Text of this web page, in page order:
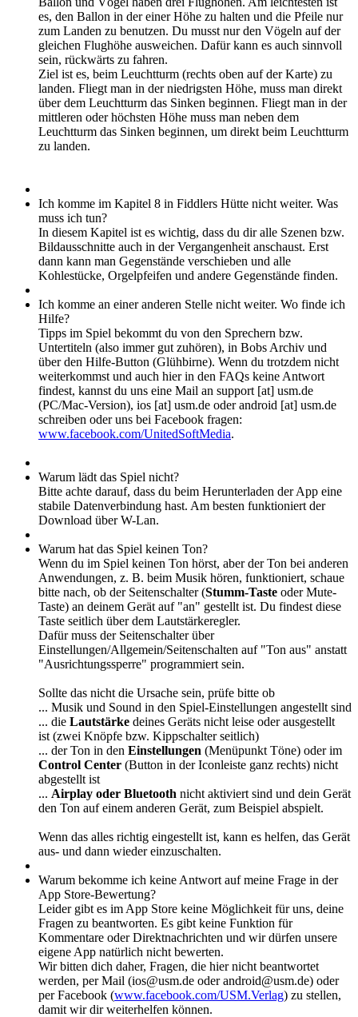
es, den Ballon in der einer Höhe zu halten und die Pfeile nur
zum Landen zu benutzen. Du musst nur den Vögeln auf der
gleichen Flughöhe ausweichen. Dafür kann es auch sinnvoll
sein, rückwärts zu fahren.
Ziel ist es, beim Leuchtturm (rechts oben auf der Karte) zu
landen. Fliegt man in der niedrigsten Höhe, muss man direkt
über dem Leuchtturm das Sinken beginnen. Fliegt man in der
mittleren oder höchsten Höhe muss man neben dem
Leuchtturm das Sinken beginnen, um direkt beim Leuchtturm
zu landen.
Ich komme im Kapitel 8 in Fiddlers Hütte nicht weiter. Was
muss ich tun?
In diesem Kapitel ist es wichtig, dass du dir alle Szenen bzw.
Bildausschnitte auch in der Vergangenheit anschaust. Erst
dann kann man Gegenstände verschieben und alle
Kohlestücke, Orgelpfeifen und andere Gegenstände finden.
Ich komme an einer anderen Stelle nicht weiter. Wo finde ich
Hilfe?
Tipps im Spiel bekommt du von den Sprechern bzw.
Untertiteln (also immer gut zuhören), in Bobs Archiv und
über den Hilfe-Button (Glühbirne). Wenn du trotzdem nicht
weiterkommst und auch hier in den FAQs keine Antwort
findest, kannst du uns eine Mail an support [at] usm.de
(PC/Mac-Version), ios [at] usm.de oder android [at] usm.de
schreiben oder uns bei Facebook fragen:
www.facebook.com/UnitedSoftMedia.
Warum lädt das Spiel nicht?
Bitte achte darauf, dass du beim Herunterladen der App eine
stabile Datenverbindung hast. Am besten funktioniert der
Download über W-Lan.
Warum hat das Spiel keinen Ton?
Wenn du im Spiel keinen Ton hörst, aber der Ton bei anderen
Anwendungen, z. B. beim Musik hören, funktioniert, schaue
bitte nach, ob der Seitenschalter (Stumm-Taste oder Mute-
Taste) an deinem Gerät auf "an" gestellt ist. Du findest diese
Taste seitlich über dem Lautstärkeregler.
Dafür muss der Seitenschalter über
Einstellungen/Allgemein/Seitenschalten auf "Ton aus" anstatt
"Ausrichtungssperre" programmiert sein.
Sollte das nicht die Ursache sein, prüfe bitte ob
... Musik und Sound in den Spiel-Einstellungen angestellt sind
... die Lautstärke deines Geräts nicht leise oder ausgestellt
ist (zwei Knöpfe bzw. Kippschalter seitlich)
... der Ton in den Einstellungen (Menüpunkt Töne) oder im
Control Center (Button in der Iconleiste ganz rechts) nicht
abgestellt ist
... Airplay oder Bluetooth nicht aktiviert sind und dein Gerät
den Ton auf einem anderen Gerät, zum Beispiel abspielt.
Wenn das alles richtig eingestellt ist, kann es helfen, das Gerät
aus- und dann wieder einzuschalten.
Warum bekomme ich keine Antwort auf meine Frage in der
App Store-Bewertung?
Leider gibt es im App Store keine Möglichkeit für uns, deine
Fragen zu beantworten. Es gibt keine Funktion für
Kommentare oder Direktnachrichten und wir dürfen unsere
eigene App natürlich nicht bewerten.
Wir bitten dich daher, Fragen, die hier nicht beantwortet
werden, per Mail (ios@usm.de oder android@usm.de) oder
per Facebook (www.facebook.com/USM.Verlag) zu stellen,
damit wir dir weiterhelfen können.